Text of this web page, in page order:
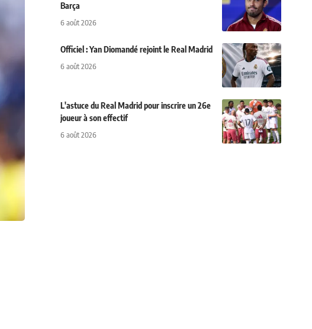
Barça
6 août 2026
Officiel : Yan Diomandé rejoint le Real Madrid
6 août 2026
L'astuce du Real Madrid pour inscrire un 26e
joueur à son effectif
6 août 2026